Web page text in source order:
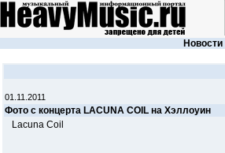
Новости
01.11.2011
Фото с концерта LACUNA COIL на Хэллоуин
Lacuna Coil